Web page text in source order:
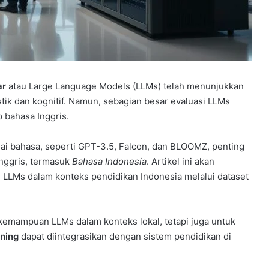
atau Large Language Models (LLMs) telah menunjukkan
dan kognitif. Namun, sebagian besar evaluasi LLMs
bahasa Inggris.
bahasa, seperti GPT-3.5, Falcon, dan BLOOMZ, penting
termasuk Bahasa Indonesia. Artikel ini akan
dalam konteks pendidikan Indonesia melalui dataset
LLMs dalam konteks lokal, tetapi juga untuk
dapat diintegrasikan dengan sistem pendidikan di